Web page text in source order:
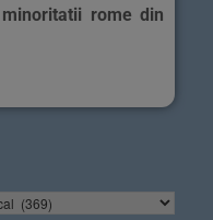
rome din